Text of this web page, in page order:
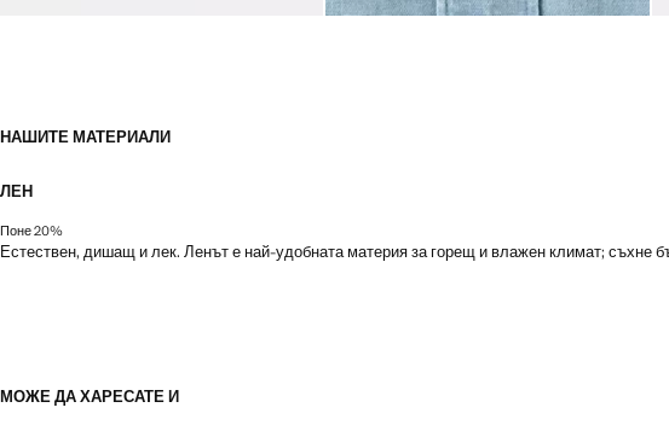
НАШИТЕ МАТЕРИАЛИ
ЛЕН
Поне 20%
Естествен, дишащ и лек. Ленът е най-удобната материя за горещ и влажен климат; съхне
МОЖЕ ДА ХАРЕСАТЕ И